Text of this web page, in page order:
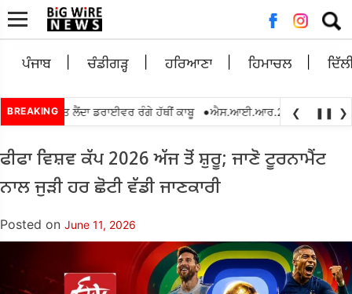
for:
ਪੰਜਾਬ ਚੰਡੀਗੜ੍ਹ ਹਰਿਆਣਾ ਹਿਮਾਚਲ
BREAKING
ਰਿਸ਼ਵਤ ਲੈਂਦਾ ਡਰਾਈਵਰ ਰੰਗੇ ਹੱਥੀਂ ਕਾਬੂ •ਐਸ.ਆਈ.ਆਰ.2026 ਦੌਰਾਨ❮ ❚❚ ❯
ਫੀਫਾ ਵਿਸ਼ਵ ਕੱਪ 2026 ਅੱਜ ਤੋਂ ਸ਼ੁਰੂ; ਜਾਣੋ ਟੂਰਨਾਮੈਂਟ
ਨਾਲ ਜੁੜੀ ਹਰ ਛੋਟੀ ਵੱਡੀ ਜਾਣਕਾਰੀ
Posted on June 11, 2026